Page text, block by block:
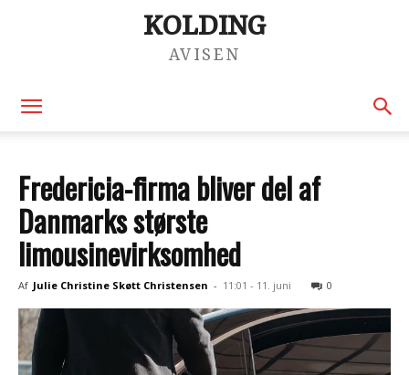
KOLDING
AVISEN
Fredericia-firma bliver del af
Danmarks største
limousinevirksomhed
Af Julie Christine Skøtt Christensen - 11:01 - 11. juni 0